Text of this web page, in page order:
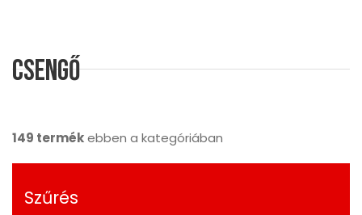
Csengő
149 termékebben a kategóriában
Szűrés